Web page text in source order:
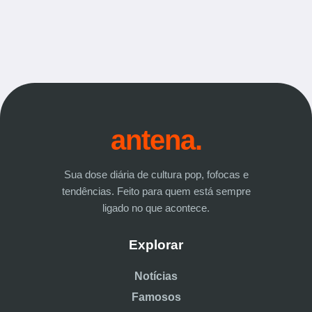
antena.
Sua dose diária de cultura pop, fofocas e
tendências. Feito para quem está sempre
ligado no que acontece.
Explorar
Notícias
Famosos